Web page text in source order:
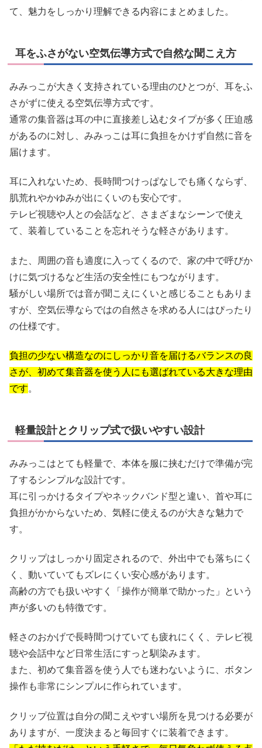
て、魅力をしっかり理解できる内容にまとめました。
耳をふさがない空気伝導方式で自然な聞こえ方
みみっこが大きく支持されている理由のひとつが、耳をふ
さがずに使える空気伝導方式です。
通常の集音器は耳の中に直接差し込むタイプが多く圧迫感
があるのに対し、みみっこは耳に負担をかけず自然に音を
届けます。
耳に入れないため、長時間つけっぱなしでも痛くならず、
肌荒れやかゆみが出にくいのも安心です。
テレビ視聴や人との会話など、さまざまなシーンで使え
て、装着していることを忘れそうな軽さがあります。
また、周囲の音も適度に入ってくるので、家の中で呼びか
けに気づけるなど生活の安全性にもつながります。
騒がしい場所では音が聞こえにくいと感じることもありま
すが、空気伝導ならではの自然さを求める人にはぴったり
の仕様です。
負担の少ない構造なのにしっかり音を届けるバランスの良
さが、初めて集音器を使う人にも選ばれている大きな理由
です。
軽量設計とクリップ式で扱いやすい設計
みみっこはとても軽量で、本体を服に挟むだけで準備が完
了するシンプルな設計です。
耳に引っかけるタイプやネックバンド型と違い、首や耳に
負担がかからないため、気軽に使えるのが大きな魅力で
す。
クリップはしっかり固定されるので、外出中でも落ちにく
く、動いていてもズレにくい安心感があります。
高齢の方でも扱いやすく「操作が簡単で助かった」という
声が多いのも特徴です。
軽さのおかげで長時間つけていても疲れにくく、テレビ視
聴や会話中など日常生活にすっと馴染みます。
また、初めて集音器を使う人でも迷わないように、ボタン
操作も非常にシンプルに作られています。
クリップ位置は自分の聞こえやすい場所を見つける必要が
ありますが、一度決まると毎回すぐに装着できます。